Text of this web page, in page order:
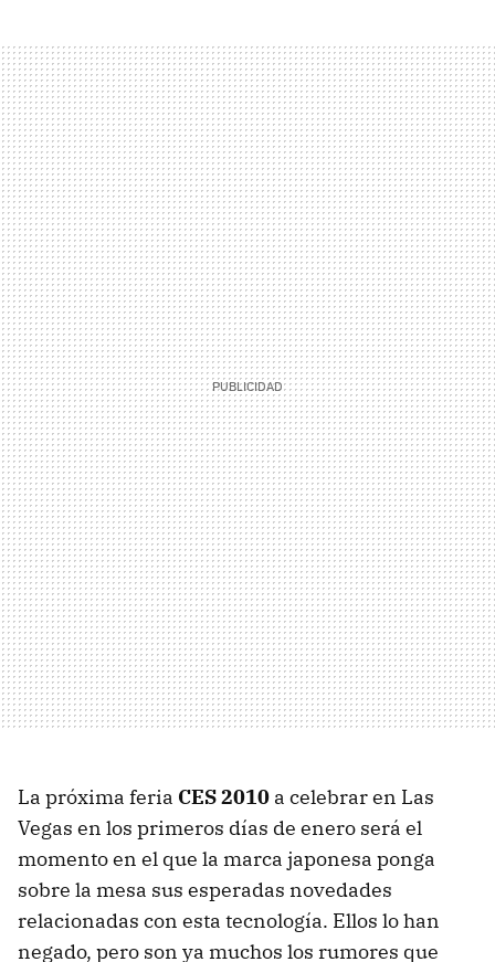
La próxima feria CES 2010 a celebrar en Las
Vegas en los primeros días de enero será el
momento en el que la marca japonesa ponga
sobre la mesa sus esperadas novedades
relacionadas con esta tecnología. Ellos lo han
negado, pero son ya muchos los rumores que